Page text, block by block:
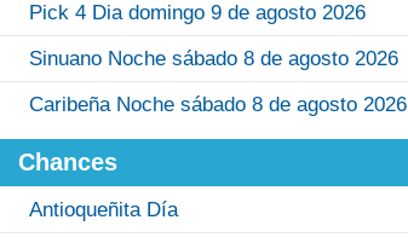
Pick 4 Dia domingo 9 de agosto 2026
Sinuano Noche sábado 8 de agosto 2026
Caribeña Noche sábado 8 de agosto 2026
Chances
Antioqueñita Día